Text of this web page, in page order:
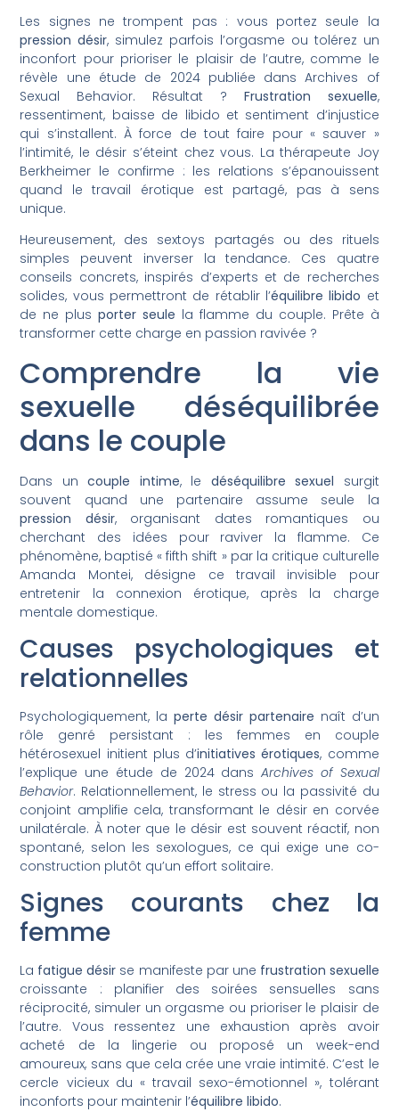
Les signes ne trompent pas : vous portez seule la
pression désir, simulez parfois l’orgasme ou tolérez un
inconfort pour prioriser le plaisir de l’autre, comme le
révèle une étude de 2024 publiée dans Archives of
Sexual Behavior. Résultat ? Frustration sexuelle,
ressentiment, baisse de libido et sentiment d’injustice
qui s’installent. À force de tout faire pour « sauver »
l’intimité, le désir s’éteint chez vous. La thérapeute Joy
Berkheimer le confirme : les relations s’épanouissent
quand le travail érotique est partagé, pas à sens
unique.
Heureusement, des sextoys partagés ou des rituels
simples peuvent inverser la tendance. Ces quatre
conseils concrets, inspirés d’experts et de recherches
solides, vous permettront de rétablir l’équilibre libido et
de ne plusporter seule la flamme du couple. Prête à
transformer cette charge en passion ravivée ?
Comprendre la vie
sexuelle déséquilibrée
dans le couple
Dans uncouple intime, le déséquilibre sexuel surgit
souvent quand une partenaire assume seule la
pression désir, organisant dates romantiques ou
cherchant des idées pour raviver la flamme. Ce
phénomène, baptisé « fifth shift » par la critique culturelle
Amanda Montei, désigne ce travail invisible pour
entretenir la connexion érotique, après la charge
mentale domestique.
Causes psychologiques et
relationnelles
Psychologiquement, laperte désir partenaire naît d’un
rôle genré persistant : les femmes en couple
hétérosexuel initient plus d’initiatives érotiques, comme
l’explique une étude de 2024 dansArchives of Sexual
Behavior. Relationnellement, le stress ou la passivité du
conjoint amplifie cela, transformant le désir en corvée
unilatérale. À noter que le désir est souvent réactif, non
spontané, selon les sexologues, ce qui exige une co-
construction plutôt qu’un effort solitaire.
Signes courants chez la
femme
La fatigue désir se manifeste par une frustration sexuelle
croissante : planifier des soirées sensuelles sans
réciprocité, simuler un orgasme ou prioriser le plaisir de
l’autre. Vous ressentez une exhaustion après avoir
acheté de la lingerie ou proposé un week-end
amoureux, sans que cela crée une vraie intimité. C’est le
cercle vicieux du « travail sexo-émotionnel », tolérant
inconforts pour maintenir l’équilibre libido.